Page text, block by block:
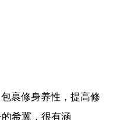
裹修身养性，提高修
希冀，很有涵